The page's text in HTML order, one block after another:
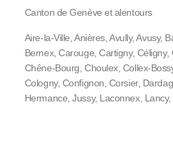
Canton de Genève et alentours
Aire-la-Ville, Anières, Avully, Avusy,
Bernex, Carouge, Cartigny, Céligny,
Chêne-Bourg, Choulex, Collex-
Cologny, Confignon, Corsier,
Hermance, Jussy, Laconnex,